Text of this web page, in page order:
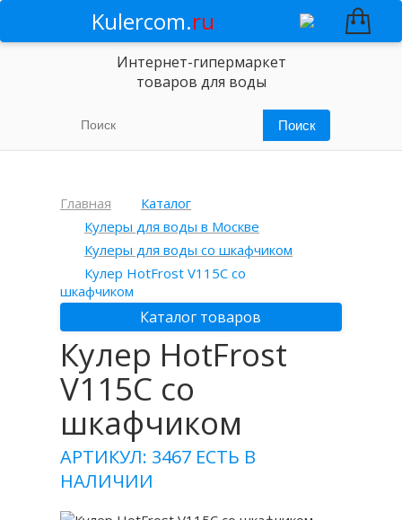
Kulercom.ru
Интернет-гипермаркет
товаров для воды
Главная
Каталог
Кулеры для воды в Москве
Кулеры для воды со шкафчиком
Кулер HotFrost V115C со
шкафчиком
Каталог товаров
Кулер HotFrost
V115C со
шкафчиком
АРТИКУЛ: 3467 ЕСТЬ В
НАЛИЧИИ